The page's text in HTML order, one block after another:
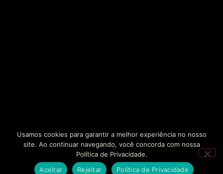
Usamos cookies para garantir a melhor experiência no nosso
site. Ao continuar navegando, você concorda com nossa
Política de Privacidade.
Aceitar
Rejeitar Política de Privacidade